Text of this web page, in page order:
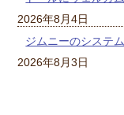
2026年8月4日
ジムニーのシステ
2026年8月3日